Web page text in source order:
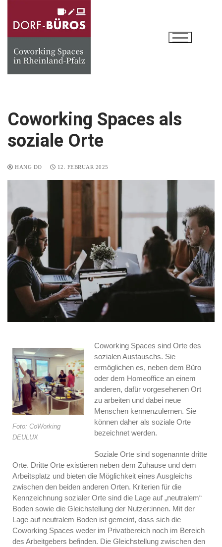
Coworking Spaces als
soziale Orte
HANG DO 12. FEBRUAR 2025
Foto: CoWorking
DEULUX
Coworking Spaces sind Orte des
sozialen Austauschs. Sie
ermöglichen es, neben dem Büro
oder dem Homeoffice an einem
anderen, dafür vorgesehenen Ort
zu arbeiten und dabei neue
Menschen kennenzulernen. Sie
können daher als soziale Orte
bezeichnet werden.
Soziale Orte sind sogenannte dritte
Orte. Dritte Orte existieren neben dem Zuhause und dem
Arbeitsplatz und bieten die Möglichkeit eines Ausgleichs
zwischen den beiden anderen Orten. Kriterien für die
Kennzeichnung sozialer Orte sind die Lage auf „neutralem“
Boden sowie die Gleichstellung der Nutzer:innen. Mit der
Lage auf neutralem Boden ist gemeint, dass sich die
Coworking Spaces weder im Privatbereich noch im Bereich
des Arbeitgebers befinden. Die Gleichstellung zwischen den